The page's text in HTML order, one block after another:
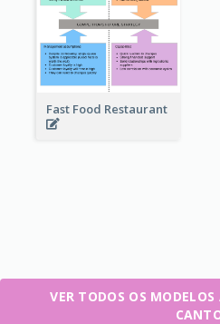
Fast Food Restaurant
VER TODOS OS